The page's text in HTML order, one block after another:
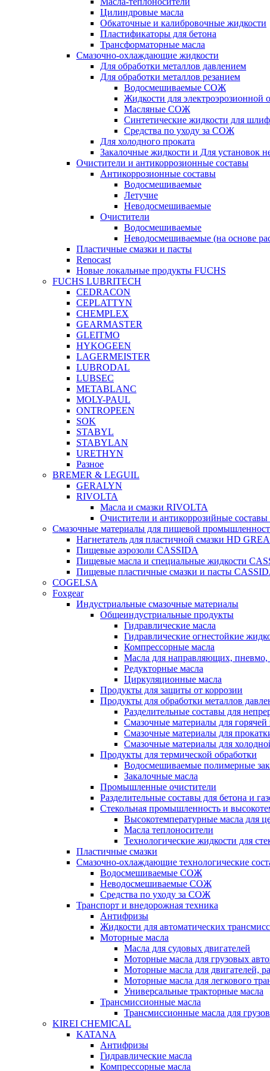
Цилиндровые масла
Обкаточные и калибровочные жидкости
Пластификаторы для бетона
Трансформаторные масла
Смазочно-охлаждающие жидкости
Для обработки металлов давлением
Для обработки металлов резанием
Водосмешиваемые СОЖ
Жидкости для электроэрозионной
Масляные СОЖ
Синтетические жидкости для
Средства по уходу за СОЖ
Для холодного проката
Закалочные жидкости и Для установок
Очистители и антикоррозионные составы
Антикоррозионные составы
Водосмешиваемые
Летучие
Неводосмешиваемые
Очистители
Водосмешиваемые
Неводосмешиваемые (на основе
Пластичные смазки и пасты
Renocast
Новые локальные продукты FUCHS
FUCHS LUBRITECH
CEDRACON
CEPLATTYN
CHEMPLEX
GEARMASTER
GLEITMO
HYKOGEEN
LAGERMEISTER
LUBRODAL
LUBSEC
METABLANC
MOLY-PAUL
ONTROPEEN
SOK
STABYL
STABYLAN
URETHYN
Разное
BREMER & LEGUIL
GERALYN
RIVOLTA
Масла и смазки RIVOLTA
Очистители и антикоррозийные
Смазочные материалы для пищевой
Нагнетатель для пластичной смазки HD
Пищевые аэрозоли CASSIDA
Пищевые масла и специальные жидкости
Пищевые пластичные смазки и пасты
COGELSA
Foxgear
Индустриальные смазочные материалы
Общеиндустриальные продукты
Гидравлические масла
Гидравлические огнестойкие
Компрессорные масла
Масла для направляющих,
Редукторные масла
Циркуляционные масла
Продукты для защиты от коррозии
Продукты для обработки металлов
Разделительные составы для
Смазочные материалы для
Смазочные материалы для
Смазочные материалы для
Продукты для термической обработки
Водосмешиваемые полимерные
Закалочные масла
Промышленные очистители
Разделительные составы для бетона и
Стекольная промышленность и
Высокотемпературные масла для
Масла теплоносители
Технологические жидкости для
Пластичные смазки
Смазочно-охлаждающие технологические
Водосмешиваемые СОЖ
Неводосмешиваемые СОЖ
Средства по уходу за СОЖ
Транспорт и внедорожная техника
Антифризы
Жидкости для автоматических
Моторные масла
Масла для судовых двигателей
Моторные масла для грузовых
Моторные масла для двигателей,
Моторные масла для легкового
Универсальные тракторные масла
Трансмиссионные масла
Трансмиссионные масла для
KIREI CHEMICAL
KATANA
Антифризы
Гидравлические масла
Компрессорные масла